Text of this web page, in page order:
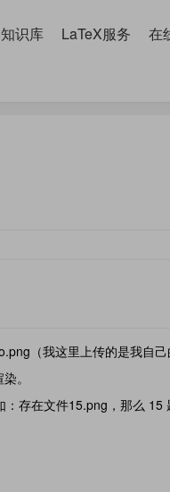
知识库 LaTeX服务 在
（我这里上传的是我自己
。
存在文件15.png，那么 15